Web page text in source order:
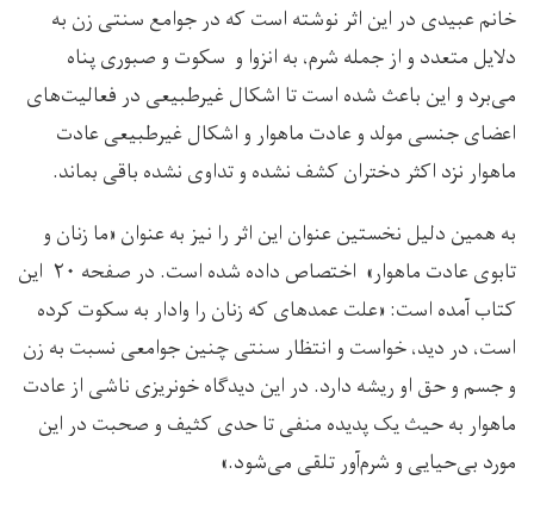
خانم عبیدی در این اثر نوشته است که در جوامع سنتی زن به
دلایل متعدد و از جمله شرم، به انزوا و سکوت و صبوری پناه
می‌برد و این باعث شده است تا اشکال غیرطبیعی در فعالیت‌های
اعضای جنسی مولد و عادت ماهوار و اشکال غیرطبیعی عادت
ماهوار نزد اکثر دختران کشف نشده و تداوی نشده باقی بماند.
به همین دلیل نخستین عنوان این اثر را نیز به عنوان «ما زنان و
تابوی عادت ماهوار» اختصاص داده شده است. در صفحه ۲۰ این
کتاب آمده است: «علت عمدهای که زنان را وادار به سکوت کرده
است، در دید، خواست و انتظار سنتی چنین جوامعی نسبت به زن
و جسم و حق او ریشه دارد. در این دیدگاه خونریزی ناشی از عادت
ماهوار به حیث یک پدیده منفی تا حدی کثیف و صحبت در این
مورد بی‌حیایی و شرم‌آور تلقی می‌شود.»